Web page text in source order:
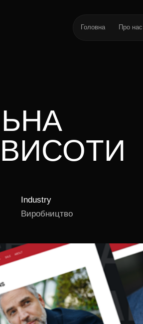
Головна Про нас
Industry
Виробництво